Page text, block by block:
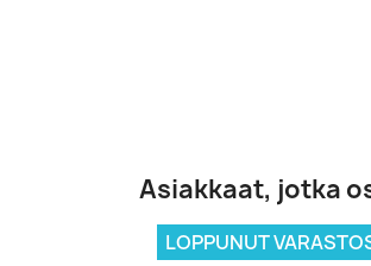
Asiakkaat, jotka
LOPPUNUT